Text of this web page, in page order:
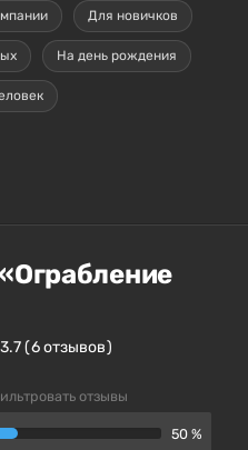
Для новичков
На день рождения
3.7(6отзывов )
отзывы
50 %